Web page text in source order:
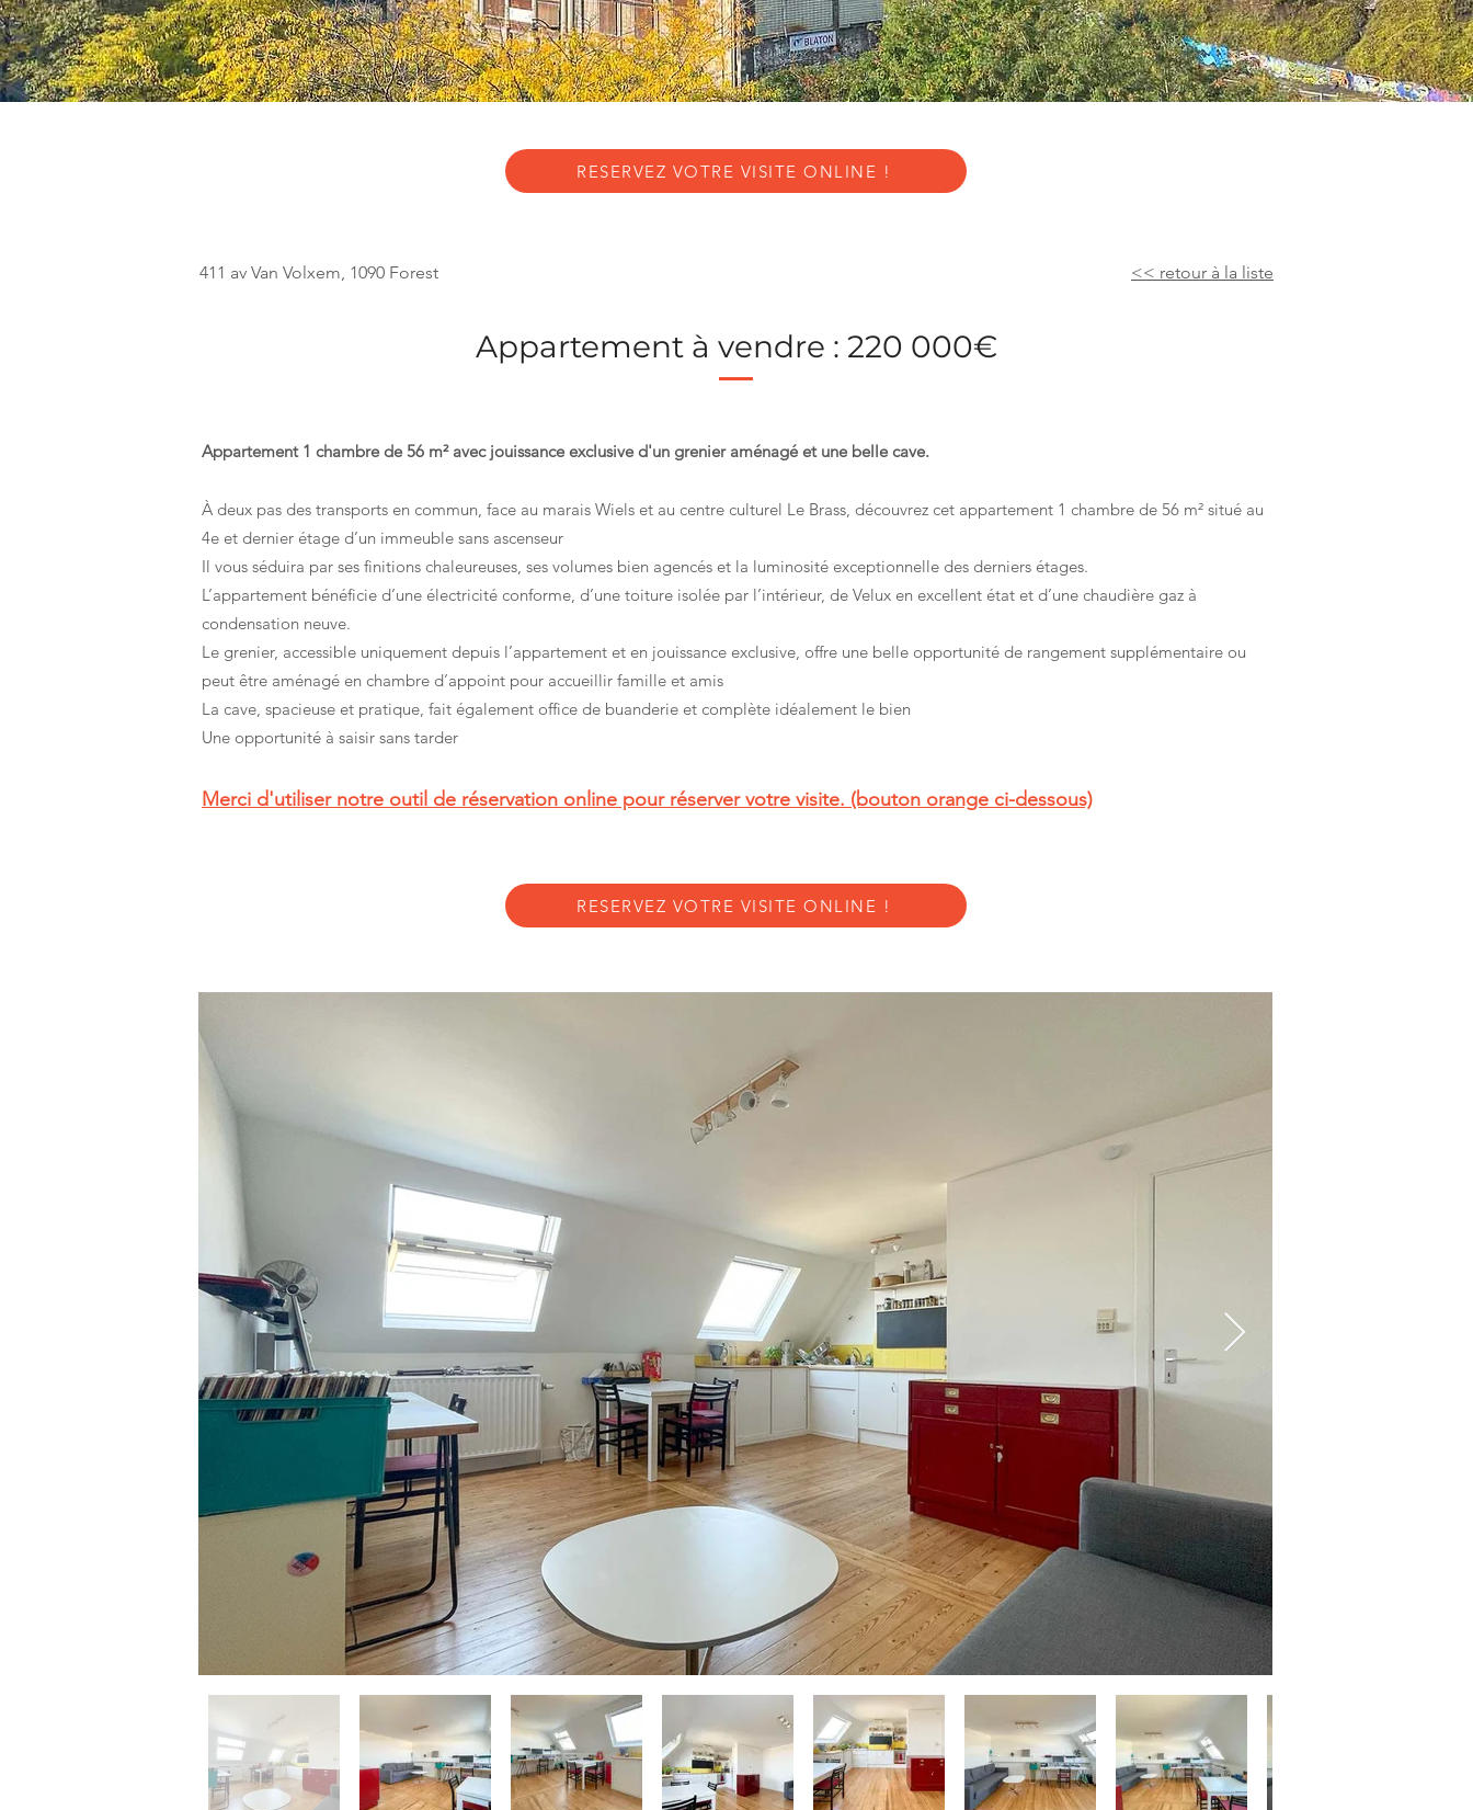
RESERVEZ VOTRE VISITE ONLINE !
411 av Van Volxem, 1090 Forest << retour à la liste
Appartement à vendre : 220 000€
Appartement 1 chambre de 56 m² avec jouissance exclusive d'un grenier aménagé et une belle cave.
À deux pas des transports en commun, face au marais Wiels et au centre culturel Le Brass, découvrez cet appartement 1 chambre de 56 m² situé au
4e et dernier étage d’un immeuble sans ascenseur
Il vous séduira par ses finitions chaleureuses, ses volumes bien agencés et la luminosité exceptionnelle des derniers étages.
L’appartement bénéficie d’une électricité conforme, d’une toiture isolée par l’intérieur, de Velux en excellent état et d’une chaudière gaz à
condensation neuve.
Le grenier, accessible uniquement depuis l’appartement et en jouissance exclusive, offre une belle opportunité de rangement supplémentaire ou
peut être aménagé en chambre d’appoint pour accueillir famille et amis
La cave, spacieuse et pratique, fait également office de buanderie et complète idéalement le bien
Une opportunité à saisir sans tarder
Merci d'utiliser notre outil de réservation online pour réserver votre visite. (bouton orange ci-dessous)
RESERVEZ VOTRE VISITE ONLINE !